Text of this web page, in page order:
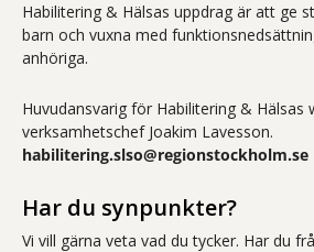
Habilitering & Hälsas uppdrag är att ge
barn och vuxna med
anhöriga.
Huvudansvarig för Habilitering & Hälsas
verksamhetschef Joakim Lavesson.
habilitering.slso@regionstockholm.se
Har du synpunkter?
Vi vill gärna veta vad du tycker. Har du